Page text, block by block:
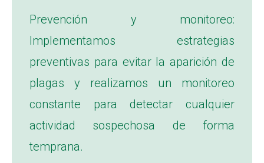
Prevención y monitoreo:
Implementamos estrategias
preventivas para evitar la aparición de
plagas y realizamos un monitoreo
constante para detectar cualquier
actividad sospechosa de forma
temprana.